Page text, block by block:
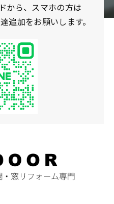
から、スマホの方は
追加をお願いします。